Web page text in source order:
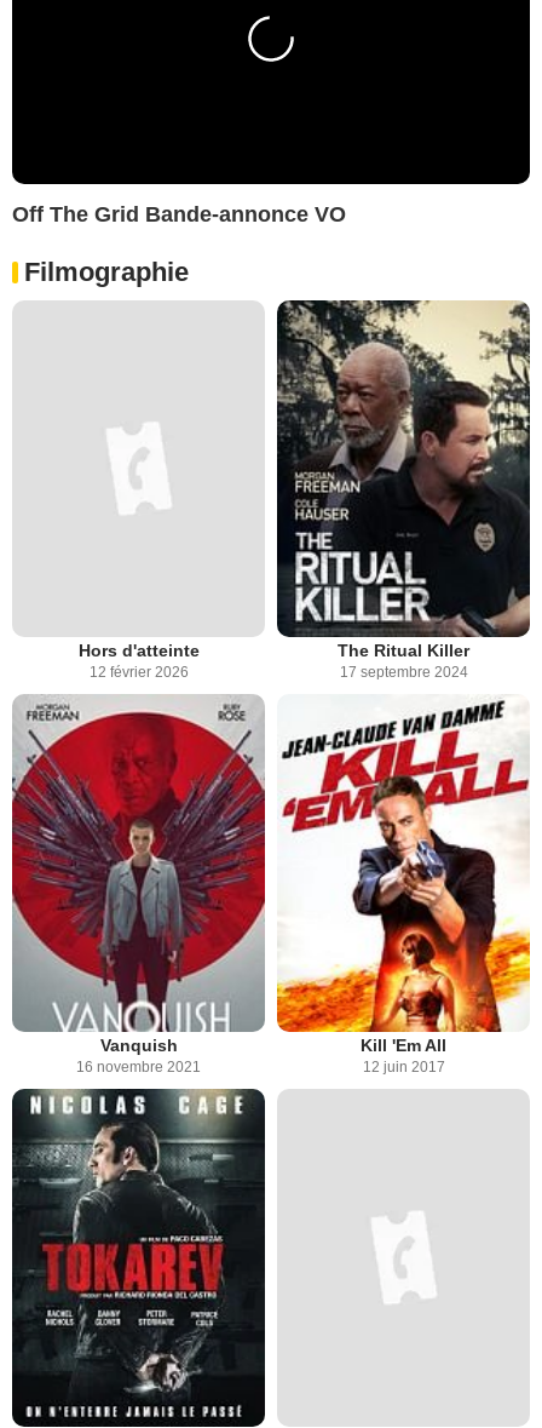
Off The Grid Bande-annonce VO
Filmographie
Hors d'atteinte
12 février 2026
The Ritual Killer
17 septembre 2024
Vanquish
16 novembre 2021
Kill 'Em All
12 juin 2017